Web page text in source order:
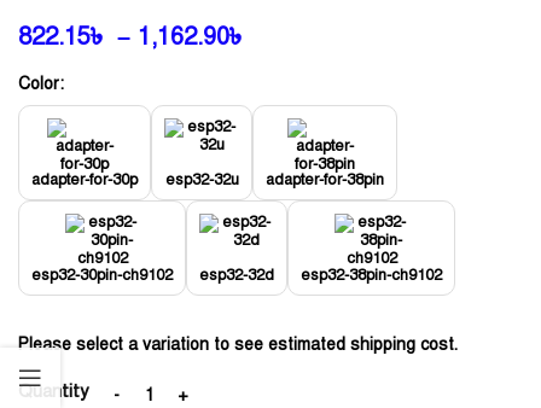
822.15৳ – 1,162.90৳
Color:
adapter-for-30p esp32-32u adapter-for-38pin
esp32-30pin-ch9102 esp32-32d esp32-38pin-ch9102
Please select a variation to see estimated shipping cost.
Quantity